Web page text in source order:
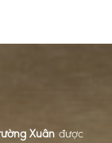
Xuân được